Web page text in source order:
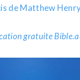
de Matthew
gratuite